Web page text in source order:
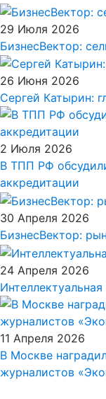
29 Июля 2026
БизнесВектор:
26 Июня 2026
Сергей Катырин:
2 Июля 2026
В ТПП РФ
аккредитации
30 Апреля 2026
БизнесВектор:
24 Апреля 2026
11 Апреля 2026
В Москве
журналистов